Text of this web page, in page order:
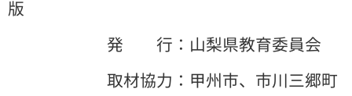
版
発 行：山梨県教育委員会
取材協力：甲州市、市川三郷町